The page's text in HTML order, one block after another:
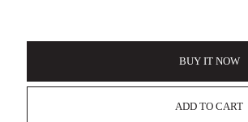
BUY IT NOW
ADD TO CART